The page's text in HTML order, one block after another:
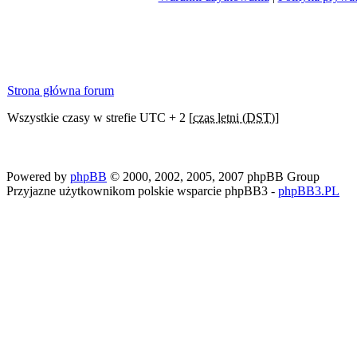
Strona główna forum
Wszystkie czasy w strefie UTC + 2 [czas letni (DST)]
Powered by phpBB © 2000, 2002, 2005, 2007 phpBB Group
Przyjazne użytkownikom polskie wsparcie phpBB3 - phpBB3.PL